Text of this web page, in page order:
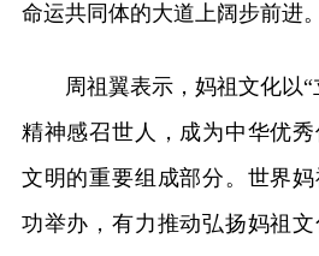
命运共同体的大道上阔步前进。
周祖翼表示，妈祖文化以
精神感召世人，成为中华优
文明的重要组成部分。世界
功举办，有力推动弘扬妈祖